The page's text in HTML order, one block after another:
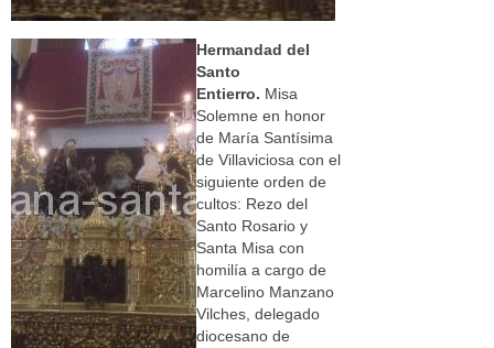
Hermandad del
Santo
Entierro. Misa
Solemne en honor
de María Santísima
de Villaviciosa con el
siguiente orden de
cultos: Rezo del
Santo Rosario y
Santa Misa con
homilía a cargo de
Marcelino Manzano
Vilches, delegado
diocesano de